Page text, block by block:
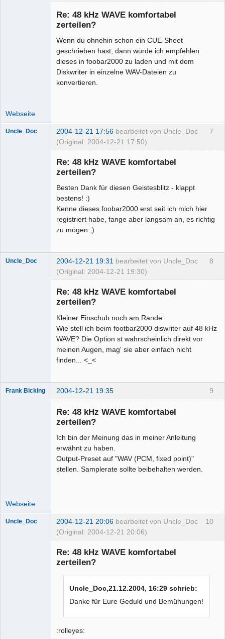
Re: 48 kHz WAVE komfortabel
zerteilen?
Wenn du ohnehin schon ein CUE-Sheet
geschrieben hast, dann würde ich empfehlen
dieses in foobar2000 zu laden und mit dem
Diskwriter in einzelne WAV-Dateien zu
konvertieren.
Webseite
7
Uncle_Doc 2004-12-21 17:56 bearbeitet von Uncle_Doc
(Original: 2004-12-21 17:50)
Re: 48 kHz WAVE komfortabel
zerteilen?
Besten Dank für diesen Geistesblitz - klappt
bestens! :)
Kenne dieses foobar2000 erst seit ich mich hier
registriert habe, fange aber langsam an, es richtig
zu mögen ;)
8
Uncle_Doc 2004-12-21 19:31 bearbeitet von Uncle_Doc
(Original: 2004-12-21 19:30)
Re: 48 kHz WAVE komfortabel
zerteilen?
Kleiner Einschub noch am Rande:
Wie stell ich beim footbar2000 diswriter auf 48 kHz
WAVE? Die Option st wahrscheinlich direkt vor
meinen Augen, mag' sie aber einfach nicht
finden... <_<
9
Frank Bicking 2004-12-21 19:35
Re: 48 kHz WAVE komfortabel
zerteilen?
Ich bin der Meinung das in meiner Anleitung
erwähnt zu haben.
Output-Preset auf "WAV (PCM, fixed point)"
stellen. Samplerate sollte beibehalten werden.
Webseite
10
Uncle_Doc 2004-12-21 20:06 bearbeitet von Uncle_Doc
(Original: 2004-12-21 20:06)
Re: 48 kHz WAVE komfortabel
zerteilen?
Uncle_Doc,21.12.2004, 16:29 schrieb:
Danke für Eure Geduld und Bemühungen!
:rolleyes: